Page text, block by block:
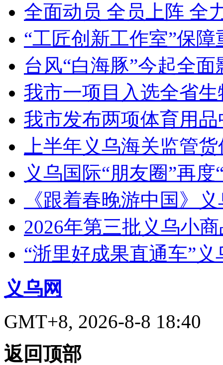
全面动员 全员上阵 全
“工匠创新工作室”保
台风“白海豚”今起全面
我市一项目入选全省
我市发布两项体育用
上半年义乌海关监管
义乌国际“朋友圈”再度
《跟着春晚游中国》
2026年第三批义乌小
“浙里好成果直通车”
义乌网
GMT+8, 2026-8-8 18:40
返回顶部